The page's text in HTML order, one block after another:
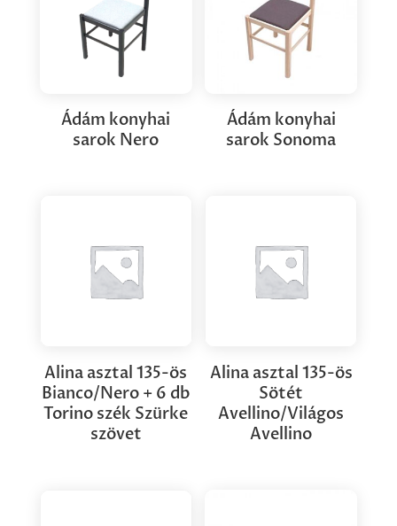
Ádám konyhai
sarok Nero
Ádám konyhai
sarok Sonoma
Alina asztal 135-ös
Bianco/Nero + 6 db
Torino szék Szürke
szövet
Alina asztal 135-ös
Sötét
Avellino/Világos
Avellino